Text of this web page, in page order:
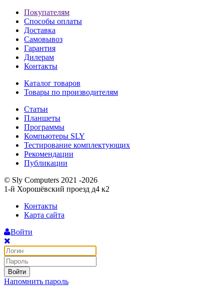
Покупателям
Способы оплаты
Доставка
Самовывоз
Гарантия
Дилерам
Контакты
Каталог товаров
Товары по производителям
Статьи
Планшеты
Программы
Компьютеры SLY
Тестирование комплектующих
Рекомендации
Публикации
© Sly Computers 2021 -2026
1-й Хорошёвский проезд д4 к2
Контакты
Карта сайта
Войти
Войти
Напомнить пароль